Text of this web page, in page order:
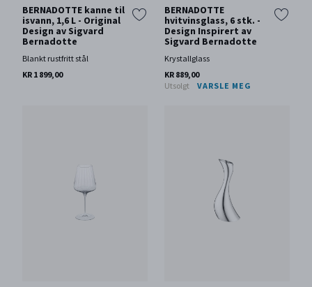
BERNADOTTE kanne til
isvann, 1,6 L - Original
Design av Sigvard
Bernadotte
Blankt rustfritt stål
KR 1 899,00
BERNADOTTE
hvitvinsglass, 6 stk. -
Design Inspirert av
Sigvard Bernadotte
Krystallglass
KR 889,00
Utsolgt
VARSLE MEG